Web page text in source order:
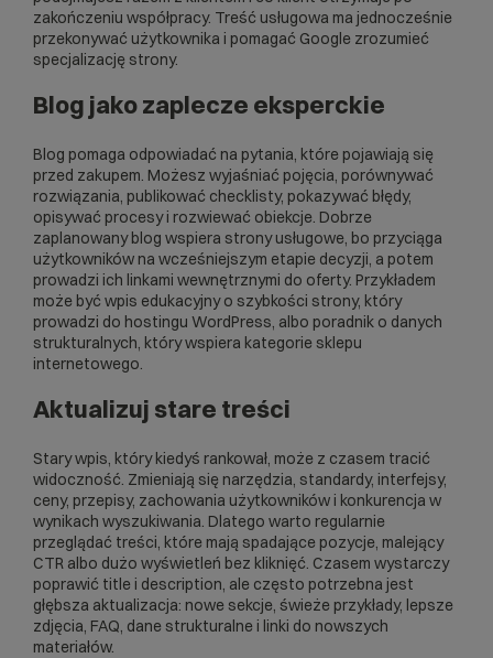
zakończeniu współpracy. Treść usługowa ma jednocześnie
przekonywać użytkownika i pomagać Google zrozumieć
specjalizację strony.
Blog jako zaplecze eksperckie
Blog pomaga odpowiadać na pytania, które pojawiają się
przed zakupem. Możesz wyjaśniać pojęcia, porównywać
rozwiązania, publikować checklisty, pokazywać błędy,
opisywać procesy i rozwiewać obiekcje. Dobrze
zaplanowany blog wspiera strony usługowe, bo przyciąga
użytkowników na wcześniejszym etapie decyzji, a potem
prowadzi ich linkami wewnętrznymi do oferty. Przykładem
może być wpis edukacyjny o szybkości strony, który
prowadzi do hostingu WordPress, albo poradnik o danych
strukturalnych, który wspiera kategorie sklepu
internetowego.
Aktualizuj stare treści
Stary wpis, który kiedyś rankował, może z czasem tracić
widoczność. Zmieniają się narzędzia, standardy, interfejsy,
ceny, przepisy, zachowania użytkowników i konkurencja w
wynikach wyszukiwania. Dlatego warto regularnie
przeglądać treści, które mają spadające pozycje, malejący
CTR albo dużo wyświetleń bez kliknięć. Czasem wystarczy
poprawić title i description, ale często potrzebna jest
głębsza aktualizacja: nowe sekcje, świeże przykłady, lepsze
zdjęcia, FAQ, dane strukturalne i linki do nowszych
materiałów.